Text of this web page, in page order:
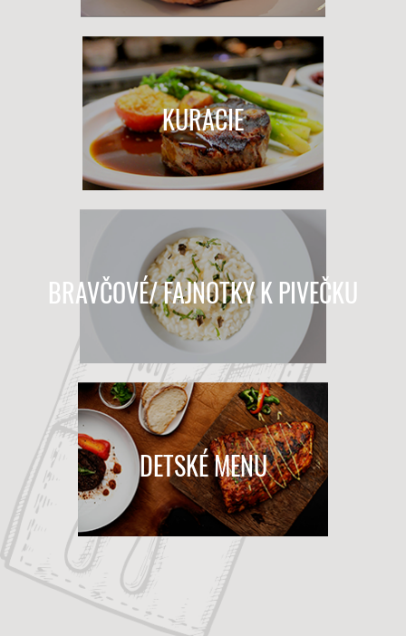
KURACIE
BRAVČOVÉ/ FAJNOTKY K PIVEČKU
DETSKÉ MENU